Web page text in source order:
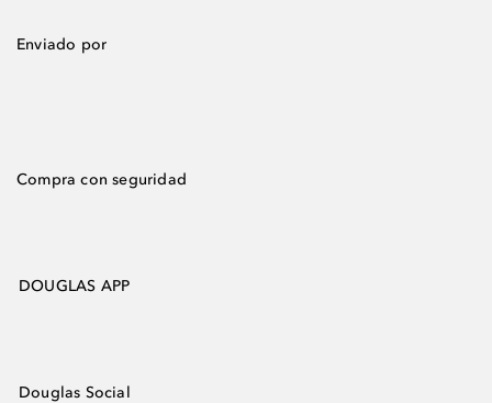
Enviado por
Compra con seguridad
DOUGLAS APP
Douglas Social